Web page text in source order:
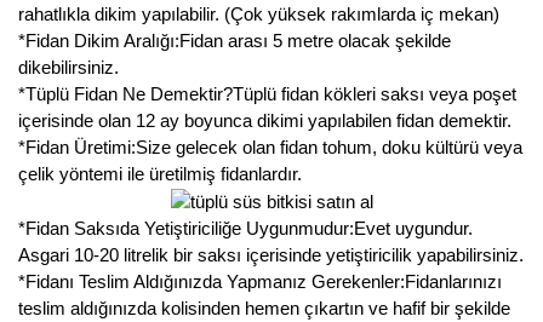
rahatlıkla dikim yapılabilir. (Çok yüksek rakımlarda iç mekan)
*Fidan Dikim Aralığı:Fidan arası 5 metre olacak şekilde
dikebilirsiniz.
*Tüplü Fidan Ne Demektir?Tüplü fidan kökleri saksı veya poşet
içerisinde olan 12 ay boyunca dikimi yapılabilen fidan demektir.
*Fidan Üretimi:Size gelecek olan fidan tohum, doku kültürü veya
çelik yöntemi ile üretilmiş fidanlardır.
*Fidan Saksıda Yetiştiriciliğe Uygunmudur:Evet uygundur.
Asgari 10-20 litrelik bir saksı içerisinde yetiştiricilik yapabilirsiniz.
*Fidanı Teslim Aldığınızda Yapmanız Gerekenler:Fidanlarınızı
teslim aldığınızda kolisinden hemen çıkartın ve hafif bir şekilde
Longan Fidanı
Malta Eriği Fidanı
Mango Fidanı
Melez Meyveler
Murt Fidanı